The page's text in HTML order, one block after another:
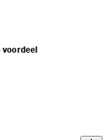
voordeel